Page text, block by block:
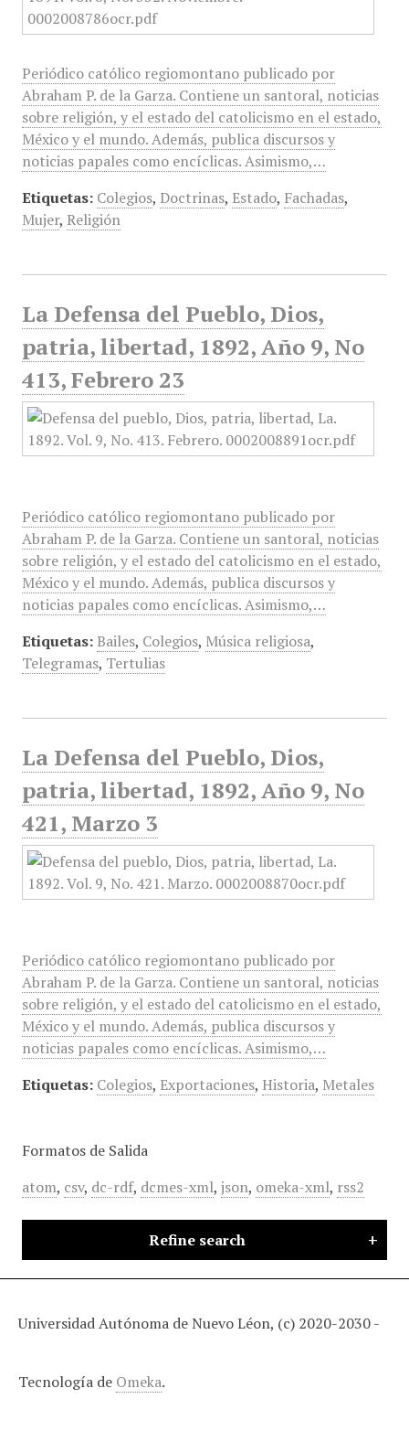
Periódico católico regiomontano publicado por
Abraham P. de la Garza. Contiene un santoral, noticias
sobre religión, y el estado del catolicismo en el estado,
México y el mundo. Además, publica discursos y
noticias papales como encíclicas. Asimismo,…
Etiquetas: Colegios, Doctrinas, Estado, Fachadas,
Mujer, Religión
La Defensa del Pueblo, Dios,
patria, libertad, 1892, Año 9, No
413, Febrero 23
Periódico católico regiomontano publicado por
Abraham P. de la Garza. Contiene un santoral, noticias
sobre religión, y el estado del catolicismo en el estado,
México y el mundo. Además, publica discursos y
noticias papales como encíclicas. Asimismo,…
Etiquetas: Bailes, Colegios, Música religiosa,
Telegramas, Tertulias
La Defensa del Pueblo, Dios,
patria, libertad, 1892, Año 9, No
421, Marzo 3
Periódico católico regiomontano publicado por
Abraham P. de la Garza. Contiene un santoral, noticias
sobre religión, y el estado del catolicismo en el estado,
México y el mundo. Además, publica discursos y
noticias papales como encíclicas. Asimismo,…
Etiquetas: Colegios, Exportaciones, Historia, Metales
Formatos de Salida
atom, csv, dc-rdf, dcmes-xml, json, omeka-xml, rss2
Refine search
Universidad Autónoma de Nuevo Léon, (c) 2020-2030 -
Tecnología de Omeka.